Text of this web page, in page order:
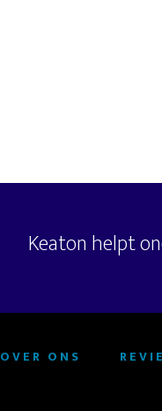
Keaton helpt
OVER ONS